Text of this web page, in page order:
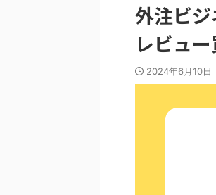
外注ビ
レビュ
2024年6月10日